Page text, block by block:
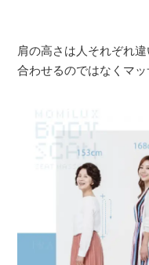
肩の高さは人それぞれ
合わせるのではなくマッ